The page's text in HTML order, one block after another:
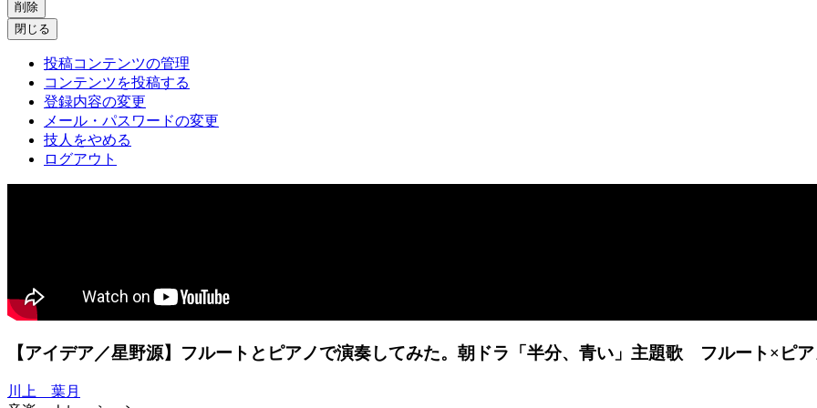
削除
閉じる
投稿コンテンツの管理
コンテンツを投稿する
登録内容の変更
メール・パスワードの変更
技人をやめる
ログアウト
【アイデア／星野源】フルートとピアノで演奏してみた。朝ドラ「半分、青い」主題歌 フルート×ピア
川上 葉月